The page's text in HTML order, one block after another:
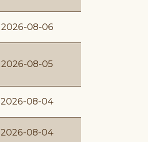
2026-08-06
2026-08-05
2026-08-04
2026-08-04